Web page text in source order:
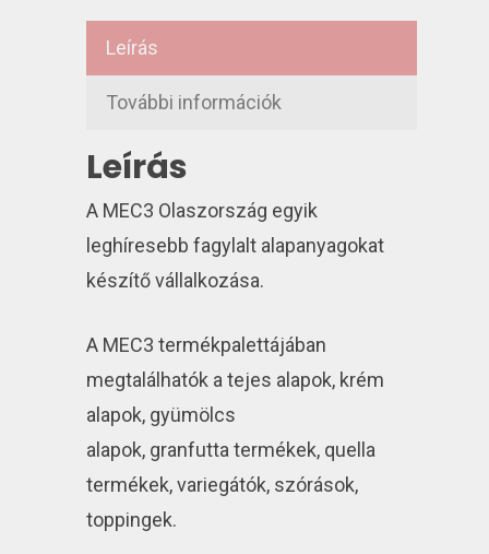
Leírás
További információk
Leírás
A MEC3 Olaszország egyik
leghíresebb fagylalt alapanyagokat
készítő vállalkozása.
A MEC3 termékpalettájában
megtalálhatók a tejes alapok, krém
alapok, gyümölcs
alapok, granfutta termékek, quella
termékek, variegátók, szórások,
toppingek.